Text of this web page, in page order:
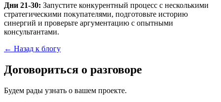
Дни 21-30: Запустите конкурентный процесс с несколькими
стратегическими покупателями, подготовьте историю
синергий и проверьте аргументацию с опытными
консультантами.
← Назад к блогу
Договориться о разговоре
Будем рады узнать о вашем проекте.